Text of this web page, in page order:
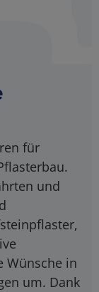
für
und
Wünsche in
um. Dank